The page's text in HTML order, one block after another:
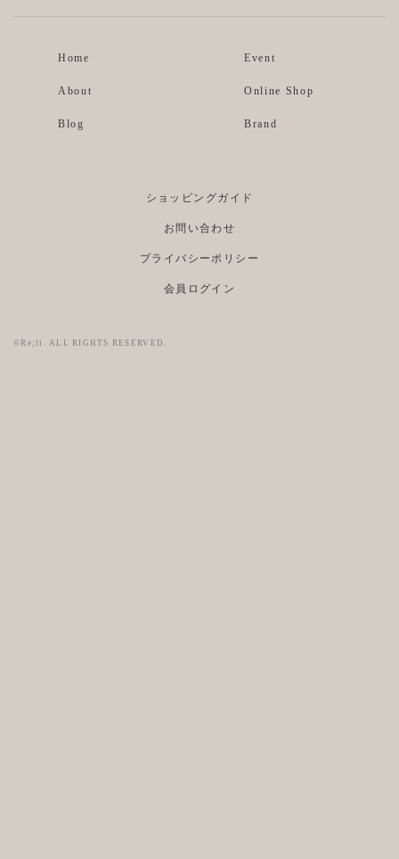
Home
About
Blog
Event
Online Shop
Brand
ショッピングガイド
お問い合わせ
プライバシーポリシー
会員ログイン
©Re;li. ALL RIGHTS RESERVED.